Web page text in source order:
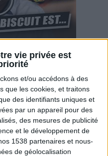
vie privée est
et/ou accédons à des
que les cookies, et traitons
des identifiants uniques et
par un appareil pour des
des mesures de publicité
et le développement de
1538 partenaires et nous-
de géolocalisation
Que valent vraiment
?
Voir tout